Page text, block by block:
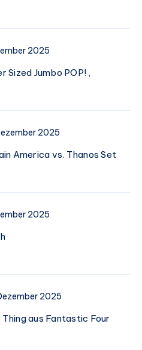
2025
Sized Jumbo POP! ,
2025
America vs. Thanos Set
2025
2025
aus Fantastic Four